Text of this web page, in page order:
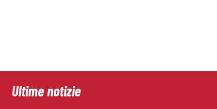
Ultime notizie